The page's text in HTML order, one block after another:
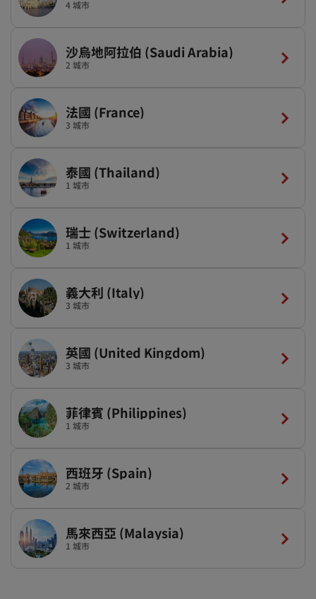
4 城市
沙烏地阿拉伯 (Saudi Arabia)
2 城市
法國 (France)
3 城市
泰國 (Thailand)
1 城市
瑞士 (Switzerland)
1 城市
義大利 (Italy)
3 城市
英國 (United Kingdom)
3 城市
菲律賓 (Philippines)
1 城市
西班牙 (Spain)
2 城市
馬來西亞 (Malaysia)
1 城市